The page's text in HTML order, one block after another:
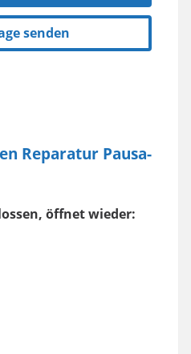
senden
Reparatur Pausa-
öffnet wieder: